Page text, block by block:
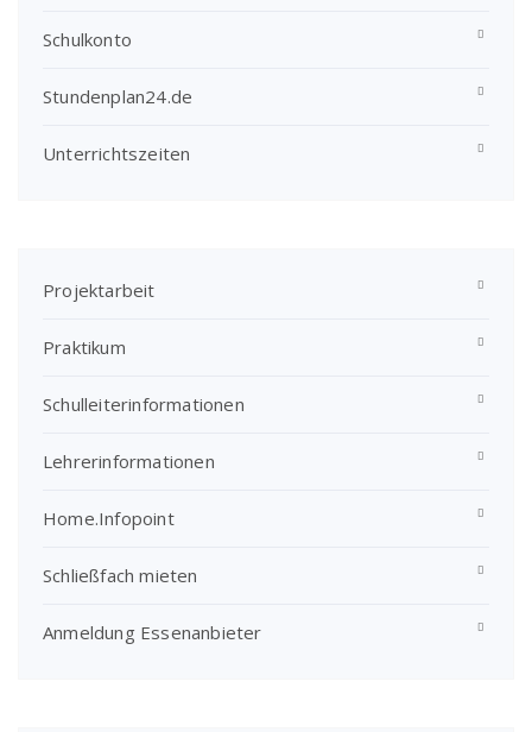
Schulkonto
Stundenplan24.de
Unterrichtszeiten
Projektarbeit
Praktikum
Schulleiterinformationen
Lehrerinformationen
Home.Infopoint
Schließfach mieten
Anmeldung Essenanbieter